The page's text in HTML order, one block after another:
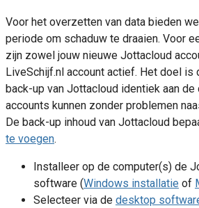
Voor het overzetten van data bieden
periode om schaduw te draaien. Voor
zijn zowel jouw nieuwe Jottacloud
LiveSchijf.nl account actief. Het doel is
back-up van Jottacloud identiek aan de
accounts kunnen zonder problemen
De back-up inhoud van Jottacloud
te voegen.
Installeer op de computer(s) de
software (Windows installatie of
Selecteer via de desktop